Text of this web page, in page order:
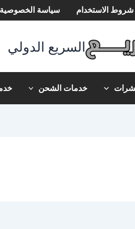
شروط الاستخدام سياسة الخصوصية
السريع الدولي
خدمات الشحن